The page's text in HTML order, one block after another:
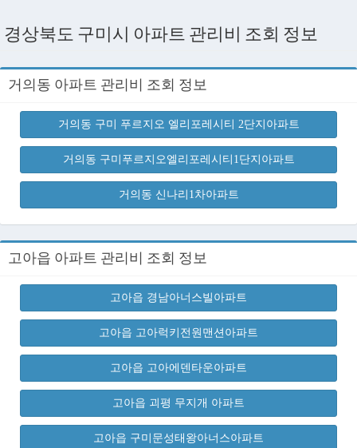
경상북도 구미시 아파트 관리비 조회 정보
거의동 아파트 관리비 조회 정보
거의동 구미 푸르지오 엘리포레시티 2단지아파트
거의동 구미푸르지오엘리포레시티1단지아파트
거의동 신나리1차아파트
고아읍 아파트 관리비 조회 정보
고아읍 경남아너스빌아파트
고아읍 고아럭키전원맨션아파트
고아읍 고아에덴타운아파트
고아읍 괴평 무지개 아파트
고아읍 구미문성태왕아너스아파트